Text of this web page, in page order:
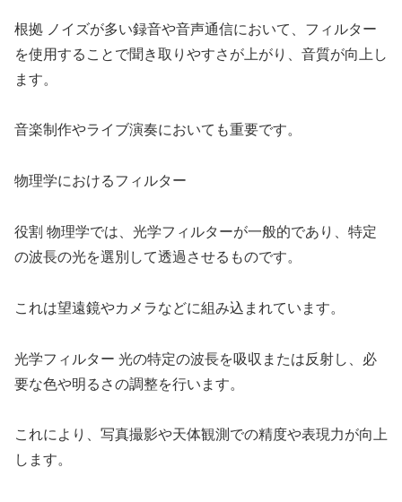
根拠 ノイズが多い録音や音声通信において、フィルター
を使用することで聞き取りやすさが上がり、音質が向上し
ます。
音楽制作やライブ演奏においても重要です。
物理学におけるフィルター
役割 物理学では、光学フィルターが一般的であり、特定
の波長の光を選別して透過させるものです。
これは望遠鏡やカメラなどに組み込まれています。
光学フィルター 光の特定の波長を吸収または反射し、必
要な色や明るさの調整を行います。
これにより、写真撮影や天体観測での精度や表現力が向上
します。